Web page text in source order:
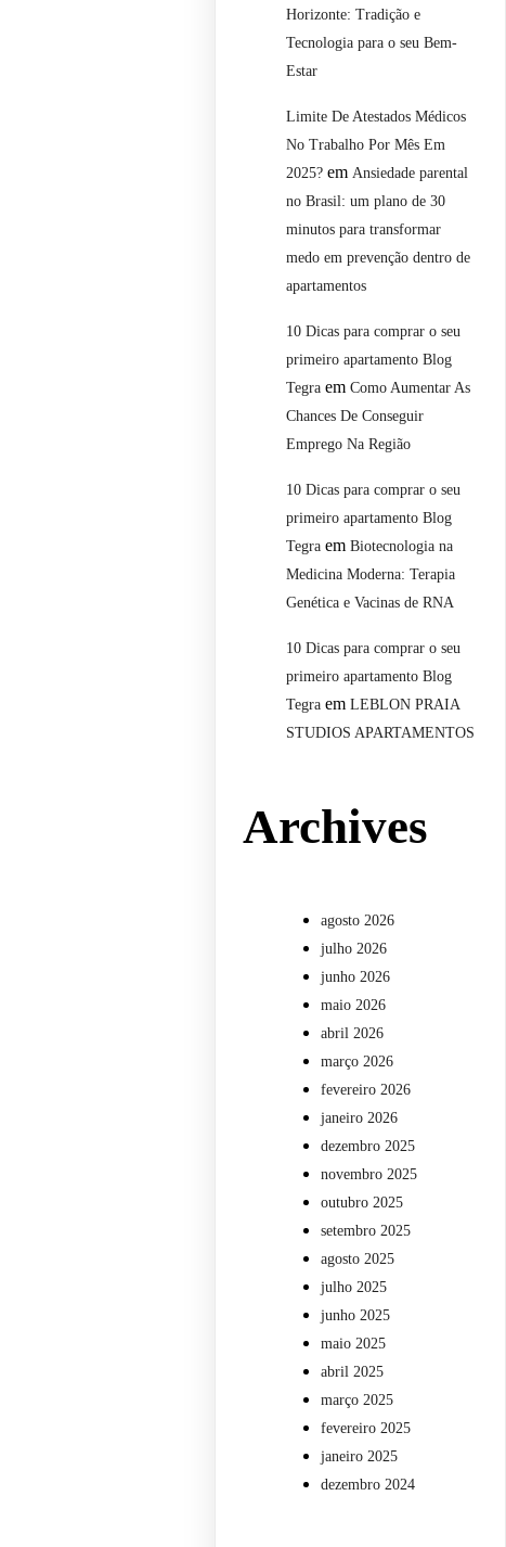
Horizonte: Tradição e
Tecnologia para o seu Bem-
Estar
Limite De Atestados Médicos
No Trabalho Por Mês Em
2025? em Ansiedade parental
no Brasil: um plano de 30
minutos para transformar
medo em prevenção dentro de
apartamentos
10 Dicas para comprar o seu
primeiro apartamento Blog
Tegra emComo Aumentar As
Chances De Conseguir
Emprego Na Região
10 Dicas para comprar o seu
primeiro apartamento Blog
Tegra emBiotecnologia na
Medicina Moderna: Terapia
Genética e Vacinas de RNA
10 Dicas para comprar o seu
primeiro apartamento Blog
Tegra emLEBLON PRAIA
STUDIOS APARTAMENTOS
Archives
agosto 2026
julho 2026
junho 2026
maio 2026
abril 2026
março 2026
fevereiro 2026
janeiro 2026
dezembro 2025
novembro 2025
outubro 2025
setembro 2025
agosto 2025
julho 2025
junho 2025
maio 2025
abril 2025
março 2025
fevereiro 2025
janeiro 2025
dezembro 2024